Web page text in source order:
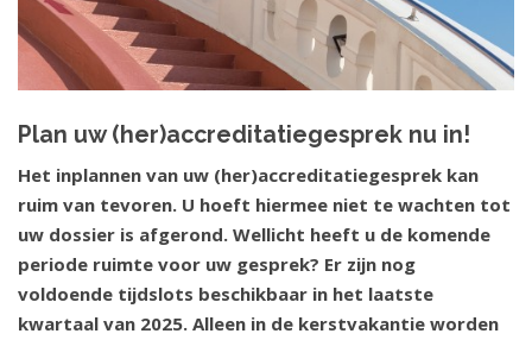
Plan uw (her)accreditatiegesprek nu in!
Het inplannen van uw (her)accreditatiegesprek kan
ruim van tevoren. U hoeft hiermee niet te wachten tot
uw dossier is afgerond. Wellicht heeft u de komende
periode ruimte voor uw gesprek? Er zijn nog
voldoende tijdslots beschikbaar in het laatste
kwartaal van 2025. Alleen in de kerstvakantie worden